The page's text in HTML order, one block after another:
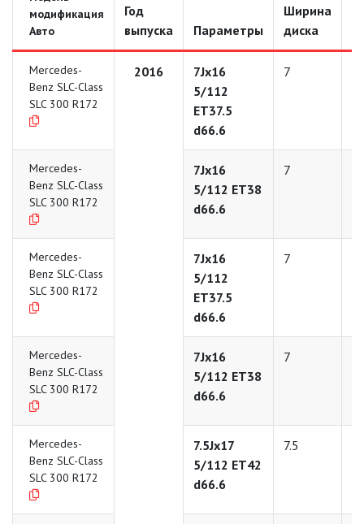
модификация
Авто
Год
выпуска
Параметры
Ширина
диска
Mercedes-
Benz SLC-Class
SLC 300 R172
2016
7Jx16
5/112
ET37.5
d66.6
7
Mercedes-
Benz SLC-Class
SLC 300 R172
7Jx16
5/112 ET38
d66.6
7
Mercedes-
Benz SLC-Class
SLC 300 R172
7Jx16
5/112
ET37.5
d66.6
7
Mercedes-
Benz SLC-Class
SLC 300 R172
7Jx16
5/112 ET38
d66.6
7
Mercedes-
Benz SLC-Class
SLC 300 R172
7.5Jx17
5/112 ET42
d66.6
7.5